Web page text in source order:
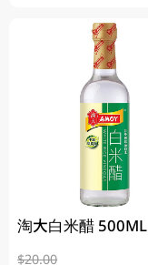
淘大白米醋 500ML
$20.00